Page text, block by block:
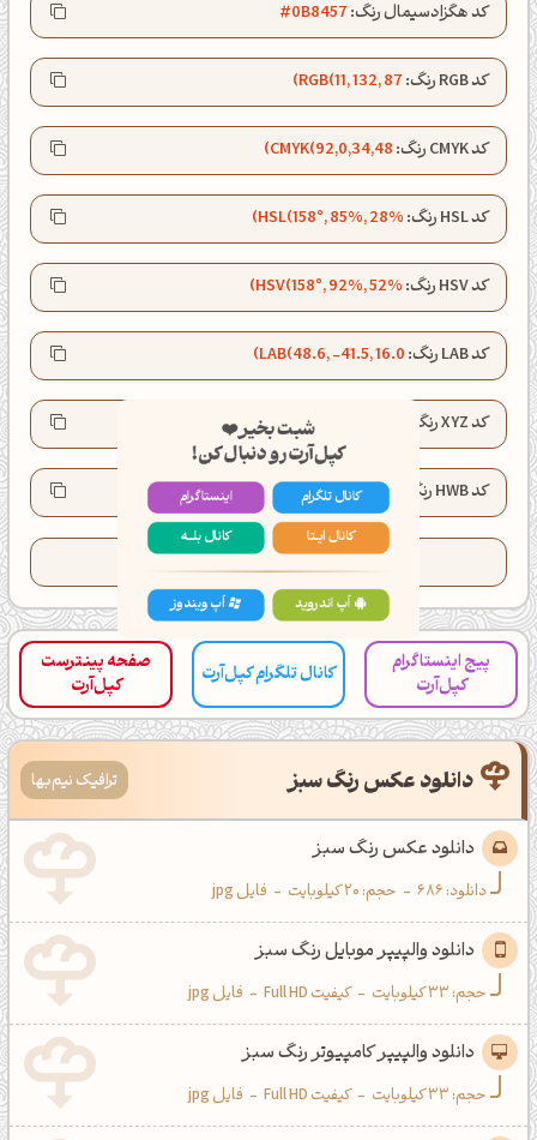
کد هگزادسیمال رنگ:#0B8457
کد RGB رنگ: RGB(11, 132, 87)
کد CMYK رنگ: CMYK(92,0,34,48)
کد HSL رنگ: HSL(158°, 85%, 28%)
کد HSV رنگ: HSV(158°, 92%, 52%)
کد LAB رنگ: LAB(48.6, -41.5, 16.0)
کد XYZ رنگ: XYZ(10.1, 17.3, 11.8)
کد HWB رنگ: HWB(158°, 4%, 48%)
تعداد کدهای کپی شده این رنگ:34
پیج اینستاگرام
کپل‌آرت
کانال تلگرام کپل‌آرت
صفحه پینترست
کپل‌آرت
دانلود عکس رنگ سبز ترافیک نیم‌بها
دانلود عکس رنگ سبز
دانلود:686
- حجم: 20 کیلوبایت - فایل jpg
دانلود والپیپر موبایل رنگ سبز
حجم: 33 کیلوبایت - کیفیت Full HD - فایل jpg
دانلود والپیپر کامپیوتر رنگ سبز
حجم: 33 کیلوبایت - کیفیت Full HD - فایل jpg
شبت بخیر❤️
کپل‌آرت رو دنبال کن!
کانال تلگرام
اینستاگرام
کانال ایــتا
کانال بلـــه
اَپ اندروید اَپ ویندوز